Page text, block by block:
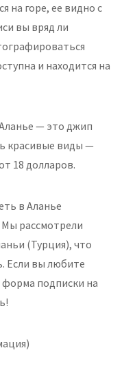
на горе, ее видно с
вы вряд ли
и находится на
— это джип
красивые виды —
18 долларов.
в Аланье
Мы рассмотрели
(Турция), что
Если вы любите
форма подписки на